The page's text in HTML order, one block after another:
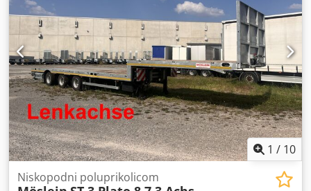
1 / 10
Niskopodni poluprikolicom